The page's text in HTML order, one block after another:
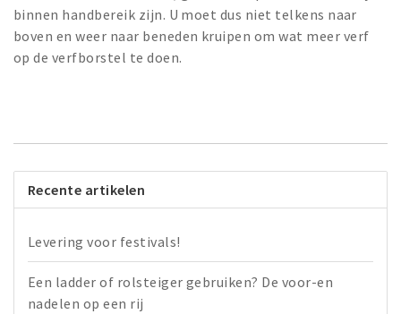
binnen handbereik zijn. U moet dus niet telkens naar
boven en weer naar beneden kruipen om wat meer verf
op de verfborstel te doen.
Recente artikelen
Levering voor festivals!
Een ladder of rolsteiger gebruiken? De voor-en
nadelen op een rij